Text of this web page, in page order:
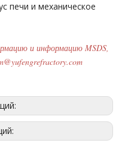
печи и механическое
и информацию MSDS,